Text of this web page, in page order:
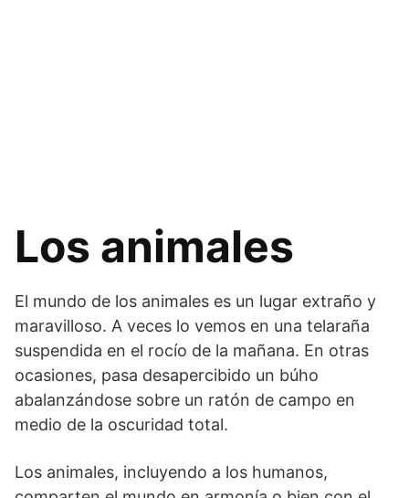
Los animales
El mundo de los animales es un lugar extraño y
maravilloso. A veces lo vemos en una telaraña
suspendida en el rocío de la mañana. En otras
ocasiones, pasa desapercibido un búho
abalanzándose sobre un ratón de campo en
medio de la oscuridad total.
Los animales, incluyendo a los humanos,